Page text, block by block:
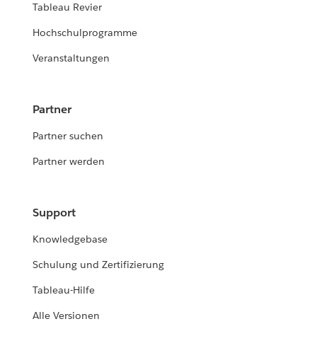
Tableau Revier
Hochschulprogramme
Veranstaltungen
Partner
Partner suchen
Partner werden
Support
Knowledgebase
Schulung und Zertifizierung
Tableau-Hilfe
Alle Versionen